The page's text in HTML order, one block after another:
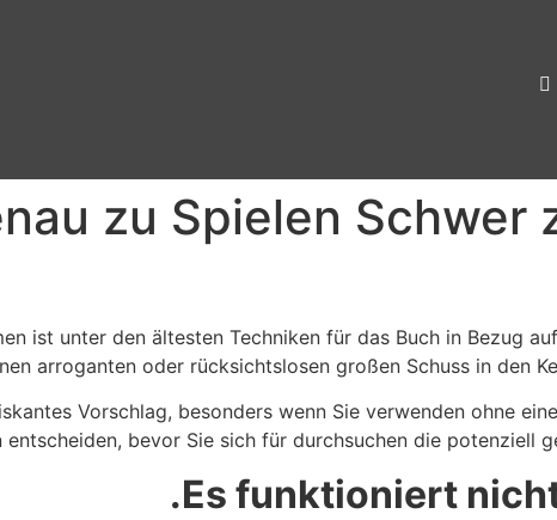
zu Spielen Schwer
ist unter den ältesten Techniken für das Buch in Bezug
arroganten oder rücksichtslosen großen Schuss in den
Vorschlag, besonders wenn Sie verwenden ohne
entscheiden, bevor Sie sich für durchsuchen die potenziell
Es funktioniert